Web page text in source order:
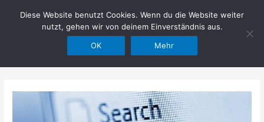
Hilfe im Netz
Diese Website benutzt Cookies. Wenn du die Website weiter
nutzt, gehen wir von deinem Einverständnis aus.
OK
Mehr